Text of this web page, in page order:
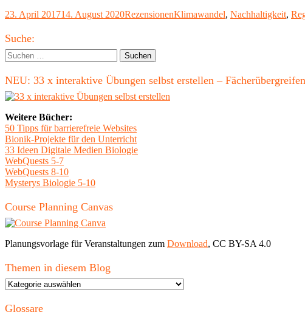
Vegetarierinnen
Ulrich"
Veröffentlicht
23. April 201714. August 2020Kategorien
RezensionenSchlagwörter
Klimawandel, Nachhaltigkeit,
Haupt-
Seitenleiste
Suche:
Suchen
nach:
NEU: 33 x interaktive Übungen selbst erstellen –
Weitere Bücher:
50 Tipps für barrierefreie Websites
Bionik-Projekte für den Unterricht
33 Ideen Digitale Medien Biologie
WebQuests 5-7
WebQuests 8-10
Mysterys Biologie 5-10
Course Planning Canvas
Planungsvorlage für Veranstaltungen zum Download, CC BY-SA 4.0
Themen in diesem Blog
Themen
diesem
Glossare